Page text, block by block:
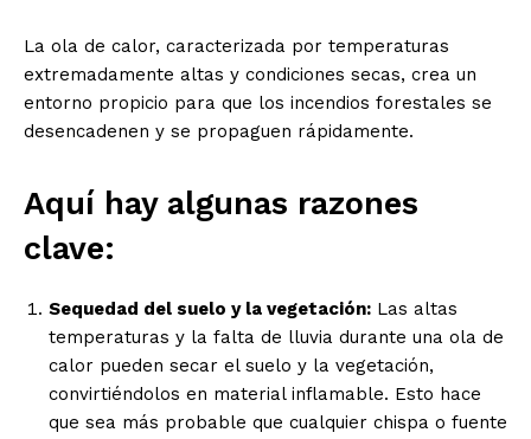
La ola de calor, caracterizada por temperaturas
extremadamente altas y condiciones secas, crea un
entorno propicio para que los incendios forestales se
desencadenen y se propaguen rápidamente.
Aquí hay algunas razones
clave:
Sequedad del suelo y la vegetación: Las altas
temperaturas y la falta de lluvia durante una ola de
calor pueden secar el suelo y la vegetación,
convirtiéndolos en material inflamable. Esto hace
que sea más probable que cualquier chispa o fuente